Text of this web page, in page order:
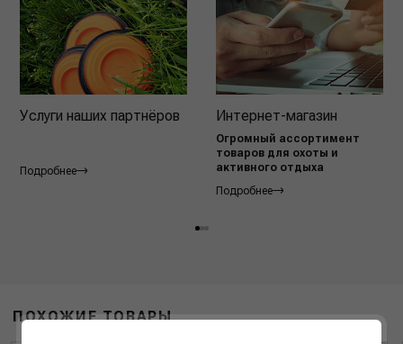
Услуги наших партнёров
Подробнее
Интернет-магазин
Огромный ассортимент
товаров для охоты и
активного отдыха
Подробнее
ПОХОЖИЕ ТОВАРЫ